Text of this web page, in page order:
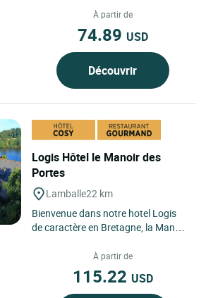
toute l’année pour vos...
À partir de
74.89 USD
Découvrir
Logis Hôtel le Manoir des
Portes
Lamballe22 km
Bienvenue dans notre hotel Logis
de caractère en Bretagne, la Manoir
de la côte de...À partir de
115.22 USD